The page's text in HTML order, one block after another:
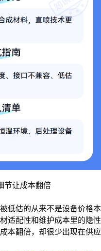
节让成本翻倍
低估的从来不是设备价格本
适配性和维护成本里的隐性
本翻倍，却很少出现在供应